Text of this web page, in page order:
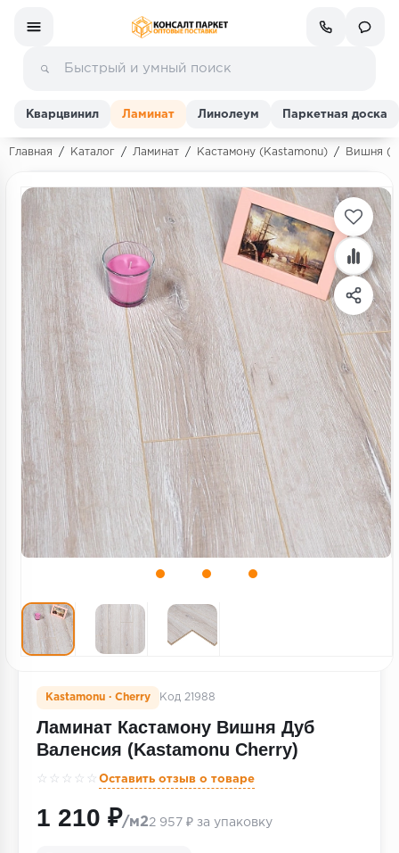
Ламинат
Линолеум
Кварц-винил (ПВХ плитка)
Инженерная доска
Паркетная доска
Террасная доска
Пробковое покрытие
Ковровая плитка
Плинтус
Строительные материалы
Кварцвинил Ламинат Линолеум Паркетная доска
Главная / Каталог / Ламинат / Кастамону (Kastamonu) / Вишня
Kastamonu · Cherry Код 21988
Ламинат Кастамону Вишня Дуб
Валенсия (Kastamonu Cherry)
☆☆☆☆☆ Оставить отзыв о товаре
1 210 ₽/м22 957 ₽ за упаковку